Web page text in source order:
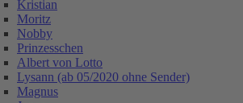
Kristian
Moritz
Nobby
Prinzesschen
Albert von Lotto
Lysann (ab 05/2020 ohne Sender)
Magnus